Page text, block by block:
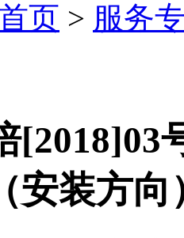
页 > 服务
[2018]03
安装方